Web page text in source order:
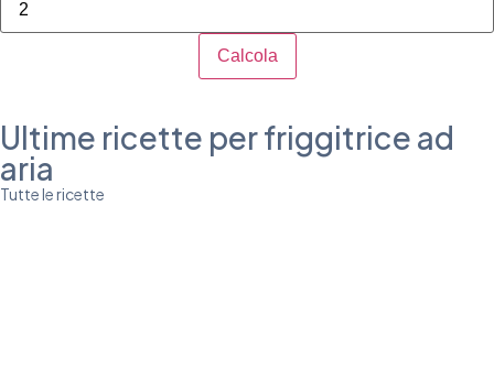
Calcola
Ultime ricette per friggitrice ad
aria
Tutte le ricette